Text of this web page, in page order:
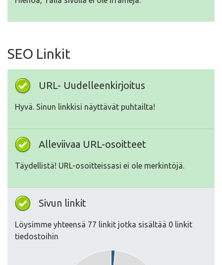
SEO Linkit
URL- Uudelleenkirjoitus
Hyvä. Sinun linkkisi näyttävät puhtailta!
Alleviivaa URL-osoitteet
Täydellistä! URL-osoitteissasi ei ole merkintöjä.
Sivun linkit
Löysimme yhteensä 77 linkit jotka sisältää 0 linkit
tiedostoihin